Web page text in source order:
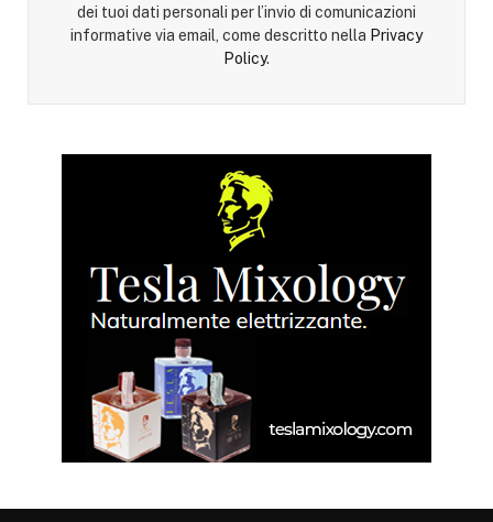
dei tuoi dati personali per l’invio di comunicazioni
informative via email, come descritto nella Privacy
Policy.